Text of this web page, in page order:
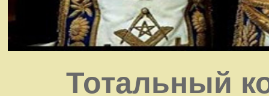
Тотальный